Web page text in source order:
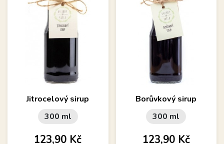
Jitrocelový sirup
300 ml
Cena
123,90 Kč
Borůvkový sirup
300 ml
Cena
123,90 Kč